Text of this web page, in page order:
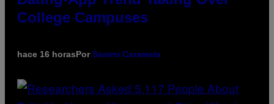
College Campuses
hace 16 horasPorSammi Caramela